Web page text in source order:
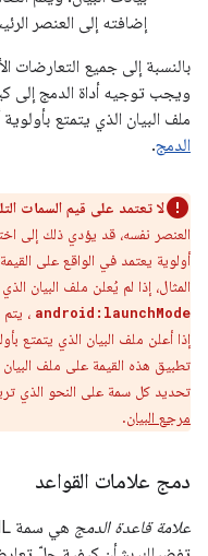
إضافته إلى العنصر
بالنسبة إلى جميع التعارضات
ويجب توجيه أداة الدمج
ملف البيان الذي يتمتع
الدمج.
لا تعتمد على قيم السمات
العنصر نفسه، قد يؤدي ذلك إلى
أولوية يعتمد في الواقع على
المثال، إذا لم يُعلن ملف البيان
android:launchMode ، يتم
إذا أعلن ملف البيان الذي يتمتع
تطبيق هذه القيمة على ملف البيان
تحديد كل سمة على النحو الذي
مرجع البيان.
دمج علامات القواعد
علامة قاعدة الدمج